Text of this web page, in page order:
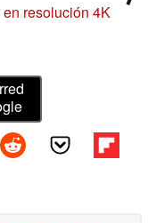
en resolución 4K